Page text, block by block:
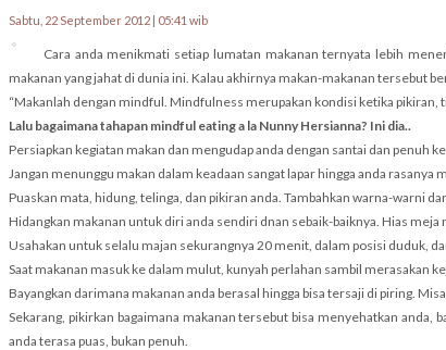
Sabtu, 22 September 2012 | 05:41 wib
Cara anda menikmati setiap lumatan makanan ternyata lebih
makanan yang jahat di dunia ini. Kalau akhirnya makan-makanan tersebut
“Makanlah dengan mindful. Mindfulness merupakan kondisi ketika pikiran,
Lalu bagaimana tahapan mindful eating a la Nunny Hersianna? Ini dia..
Persiapkan kegiatan makan dan mengudap anda dengan santai dan penuh
Jangan menunggu makan dalam keadaan sangat lapar hingga anda
Puaskan mata, hidung, telinga, dan pikiran anda. Tambahkan warna-warni
Hidangkan makanan untuk diri anda sendiri dnan sebaik-baiknya. Hias meja
Usahakan untuk selalu majan sekurangnya 20 menit, dalam posisi duduk,
Saat makanan masuk ke dalam mulut, kunyah perlahan sambil merasakan
Bayangkan darimana makanan anda berasal hingga bisa tersaji di piring.
Sekarang, pikirkan bagaimana makanan tersebut bisa menyehatkan
anda terasa puas, bukan penuh.